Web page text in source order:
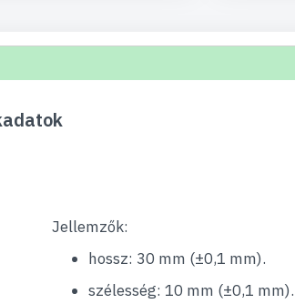
Jellemzők:
hossz: 30 mm (±0,1 mm).
szélesség: 10 mm (±0,1 mm).